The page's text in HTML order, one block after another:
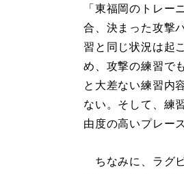
「東福岡のトレー
合、決まった攻撃
習と同じ状況は起
め、攻撃の練習で
と大差ない練習内
ない。そして、練
由度の高いプレー
ちなみに、ラグ